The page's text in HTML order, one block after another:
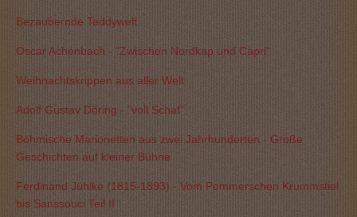
Bezaubernde Teddywelt
Oscar Achenbach - "Zwischen Nordkap und Capri"
Weihnachtskrippen aus aller Welt
Adolf Gustav Döring - "voll Schaf"
Böhmische Marionetten aus zwei Jahrhunderten - Große
Geschichten auf kleiner Bühne
Ferdinand Jühlke (1815-1893) - Vom Pommerschen Krummstiel
bis Sanssouci Teil II